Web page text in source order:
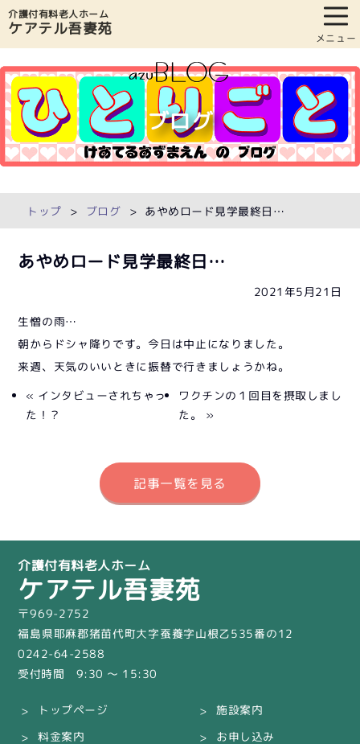
介護付有料老人ホーム
ケアテル吾妻苑
メニュー
ブログ
トップ ブログ あやめロード見学最終日…
あやめロード見学最終日…
2021年5月21日
生憎の雨…
朝からドシャ降りです。今日は中止になりました。
来週、天気のいいときに振替で行きましょうかね。
« インタビューされちゃっ
た！？
ワクチンの１回目を摂取しまし
た。 »
記事一覧を見る
介護付有料老人ホーム
ケアテル吾妻苑
〒969-2752
福島県耶麻郡猪苗代町大字蚕養字山根乙535番の12
0242-64-2588
受付時間 9:30 〜 15:30
トップページ
施設案内
料金案内
お申し込み